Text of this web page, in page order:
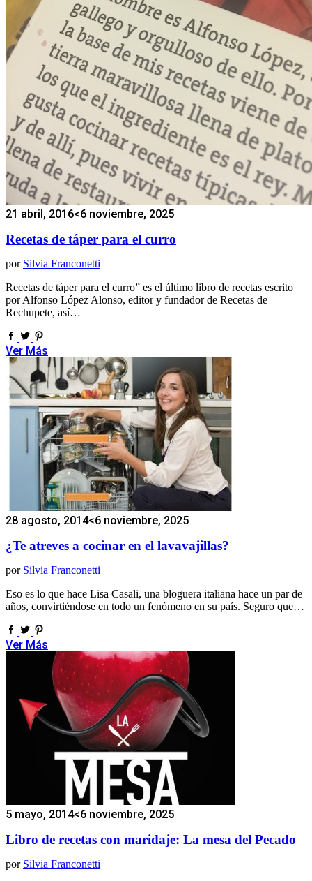
21 abril, 2016<6 noviembre, 2025
Recetas de táper para el curro
por Silvia Franconetti
Recetas de táper para el curro” es el último libro de recetas escrito
por Alfonso López Alonso, editor y fundador de Recetas de
Rechupete, así…
Ver Más
28 agosto, 2014<6 noviembre, 2025
¿Te atreves a cocinar en el lavavajillas?
por Silvia Franconetti
Eso es lo que hace Lisa Casali, una bloguera italiana hace un par de
años, convirtiéndose en todo un fenómeno en su país. Seguro que…
Ver Más
5 mayo, 2014<6 noviembre, 2025
Libro de recetas con maridaje: La mesa del Pecado
por Silvia Franconetti